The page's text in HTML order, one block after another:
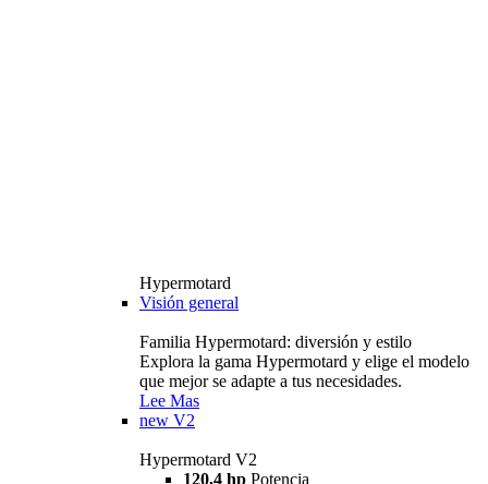
Hypermotard
Visión general
Familia Hypermotard: diversión y estilo
Explora la gama Hypermotard y elige el modelo
que mejor se adapte a tus necesidades.
Lee Mas
new V2
Hypermotard V2
120,4 hp Potencia